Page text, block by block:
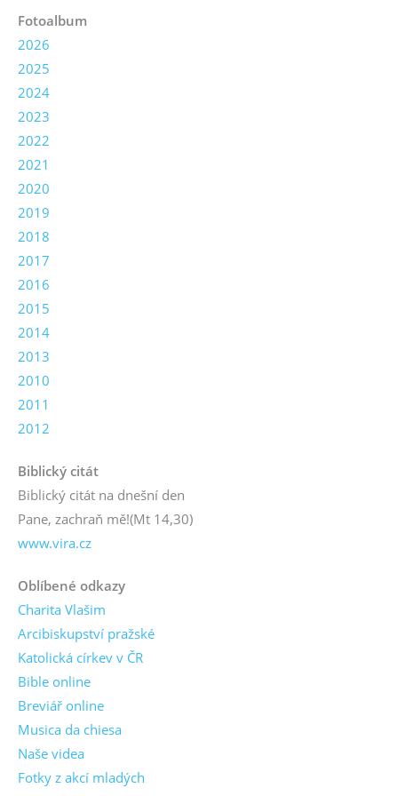
Fotoalbum
2026
2025
2024
2023
2022
2021
2020
2019
2018
2017
2016
2015
2014
2013
2010
2011
2012
Biblický citát
Biblický citát na dnešní den
Pane, zachraň mě!(Mt 14,30)
www.vira.cz
Oblíbené odkazy
Charita Vlašim
Arcibiskupství pražské
Katolická církev v ČR
Bible online
Breviář online
Musica da chiesa
Naše videa
Fotky z akcí mladých